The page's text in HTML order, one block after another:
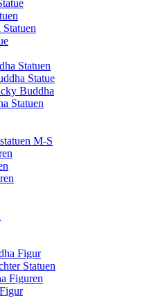
Statuen
Statue
Buddha
Statuen
M-S
Figur
Statuen
Figuren